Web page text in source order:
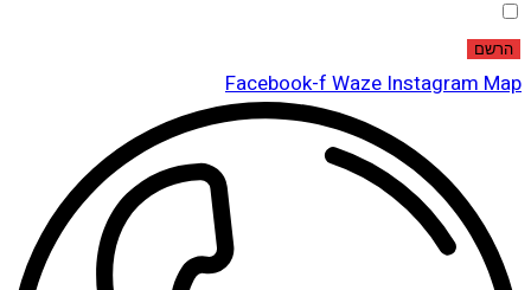
הרשם
Facebook-f Waze Instagram Map